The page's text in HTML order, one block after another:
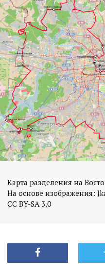
Карта разделения на
На основе изображения:
CC BY-SA 3.0